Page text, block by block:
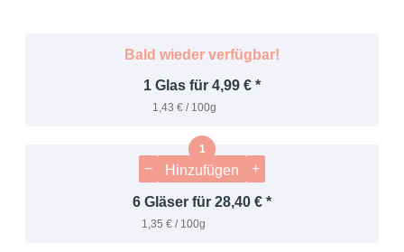
1 Glas für 4,99 € *
1,43 € / 100g
Bald wieder verfügbar!
6 Gläser für 28,40 € *
1,35 € / 100g
− Hinzufügen +